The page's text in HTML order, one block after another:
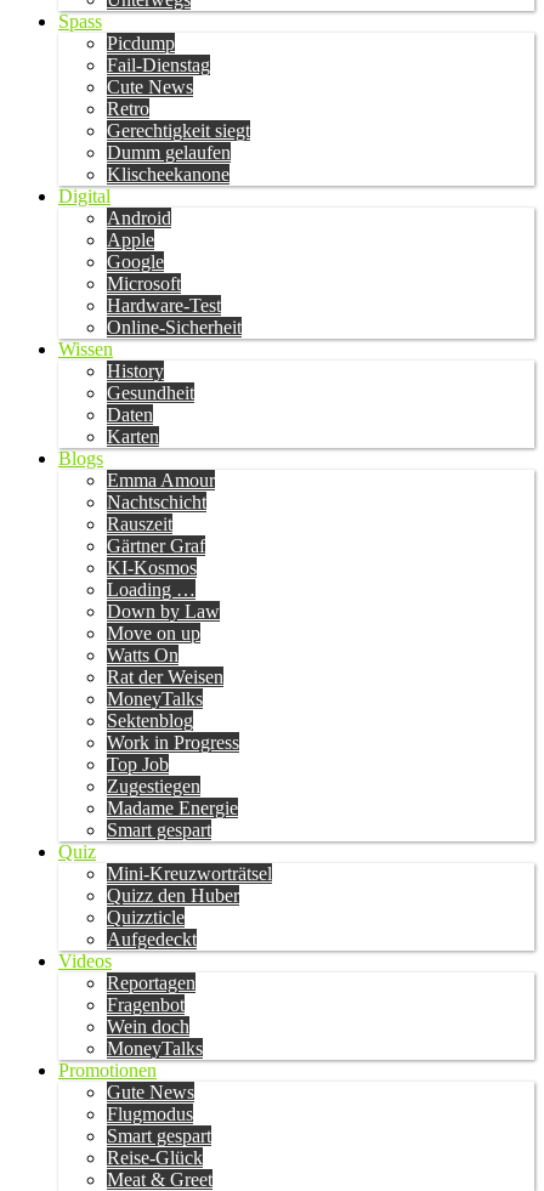
Spass
Picdump
Fail-Dienstag
Cute News
Retro
Gerechtigkeit siegt
Dumm gelaufen
Klischeekanone
Digital
Android
Apple
Google
Microsoft
Hardware-Test
Online-Sicherheit
Wissen
History
Gesundheit
Daten
Karten
Blogs
Emma Amour
Nachtschicht
Rauszeit
Gärtner Graf
KI-Kosmos
Loading …
Down by Law
Move on up
Watts On
Rat der Weisen
MoneyTalks
Sektenblog
Work in Progress
Top Job
Zugestiegen
Madame Energie
Smart gespart
Quiz
Mini-Kreuzworträtsel
Quizz den Huber
Quizzticle
Aufgedeckt
Videos
Reportagen
Fragenbot
Wein doch
MoneyTalks
Promotionen
Gute News
Flugmodus
Smart gespart
Reise-Glück
Meat & Greet